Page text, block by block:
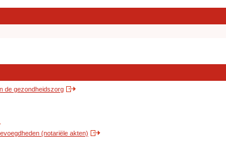
de gezondheidszorg
(notariële akten)